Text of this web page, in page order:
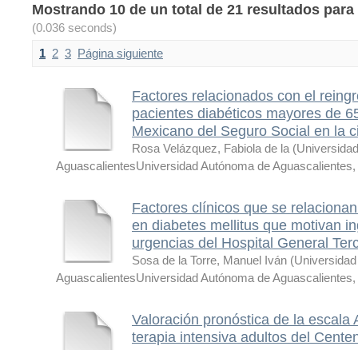
Mostrando 10 de un total de 21 resultados
(0.036 seconds)
1 2 3 Página siguiente
Factores relacionados con el
pacientes diabéticos mayores de
Mexicano del Seguro Social en la
Rosa Velázquez, Fabiola de la (
AguascalientesUniversidad Autónoma de Aguascalientes,
Factores clínicos que se
en diabetes mellitus que motivan
urgencias del Hospital General
Sosa de la Torre, Manuel Iván (
AguascalientesUniversidad Autónoma de Aguascalientes,
Valoración pronóstica de la escala
terapia intensiva adultos del